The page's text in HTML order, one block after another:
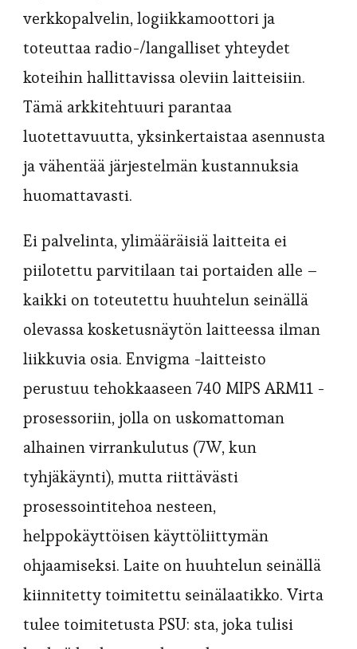
verkkopalvelin, logiikkamoottori ja
toteuttaa radio-/langalliset yhteydet
koteihin hallittavissa oleviin laitteisiin.
Tämä arkkitehtuuri parantaa
luotettavuutta, yksinkertaistaa asennusta
ja vähentää järjestelmän kustannuksia
huomattavasti.
Ei palvelinta, ylimääräisiä laitteita ei
piilotettu parvitilaan tai portaiden alle –
kaikki on toteutettu huuhtelun seinällä
olevassa kosketusnäytön laitteessa ilman
liikkuvia osia. Envigma -laitteisto
perustuu tehokkaaseen 740 MIPS ARM11 -
prosessoriin, jolla on uskomattoman
alhainen virrankulutus (7W, kun
tyhjäkäynti), mutta riittävästi
prosessointitehoa nesteen,
helppokäyttöisen käyttöliittymän
ohjaamiseksi. Laite on huuhtelun seinällä
kiinnitetty toimitettu seinälaatikko. Virta
tulee toimitetusta PSU: sta, joka tulisi